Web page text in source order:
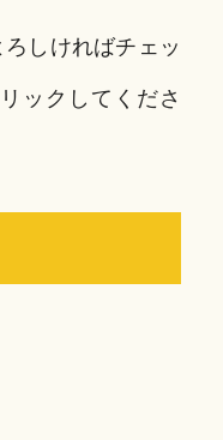
しければチェッ
ックしてくださ